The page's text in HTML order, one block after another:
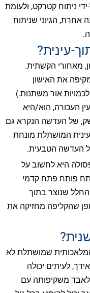
ניתוח קטרקט, ולעומת
אחרת, הגיוני שניתוח
עינית?
מאחורי הקשתית.
את האישון
אור משתנות.)
העכורה, הוא/היא
של העדשה הנקרא גם
המושתלת מונחת
העדשה הטבעית.
היא לחשוב על
פותח פתח קדמי
החלל שנוצר בתוך
שהקליפה מחזיקה את
שמושתלת לא
לעיתים יכולה
משקיפותה עם